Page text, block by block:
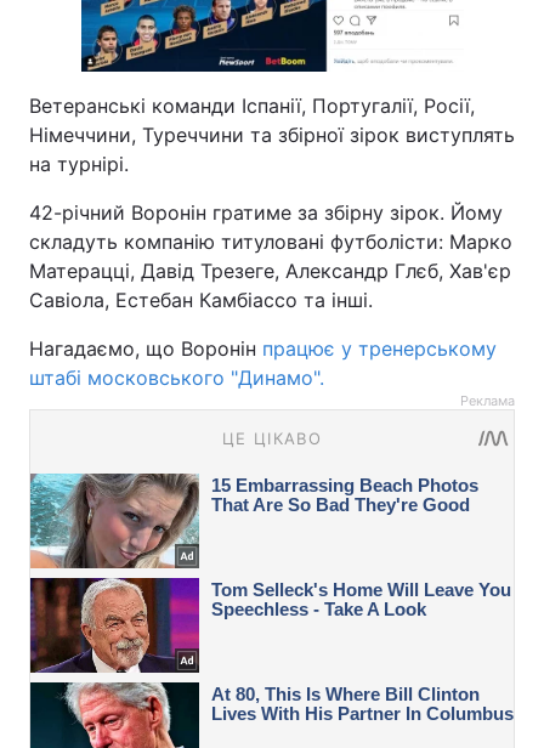
Ветеранські команди Іспанії, Португалії, Росії,
Німеччини, Туреччини та збірної зірок виступлять
на турнірі.
42-річний Воронін гратиме за збірну зірок. Йому
складуть компанію титуловані футболісти: Марко
Матерацці, Давід Трезеге, Александр Глєб, Хав'єр
Савіола, Естебан Камбіассо та інші.
Нагадаємо, що Воронін працює у тренерському
штабі московського "Динамо".
Реклама